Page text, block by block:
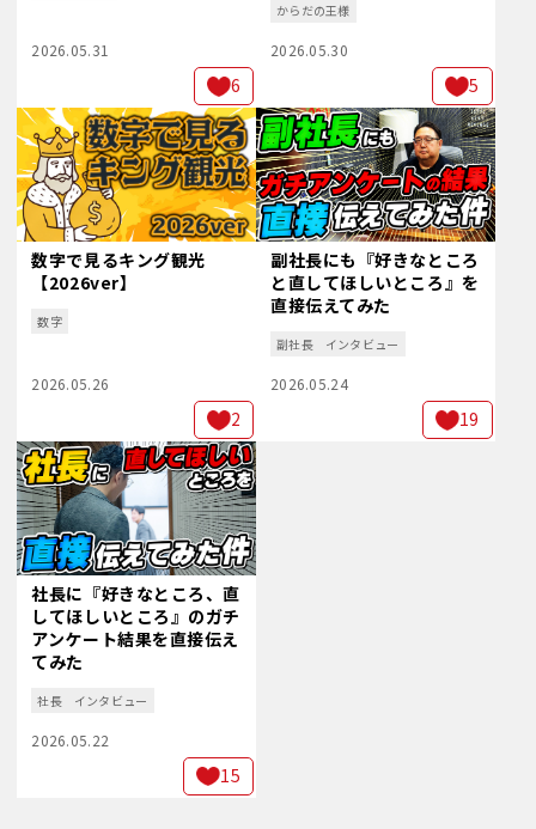
2026.05.31
6
からだの王様
2026.05.30
5
数字で見るキング観光
【2026ver】
数字
2026.05.26
2
副社長にも『好きなところ
と直してほしいところ』を
直接伝えてみた
副社長 インタビュー
2026.05.24
19
社長に『好きなところ、直
してほしいところ』のガチ
アンケート結果を直接伝え
てみた
社長 インタビュー
2026.05.22
15